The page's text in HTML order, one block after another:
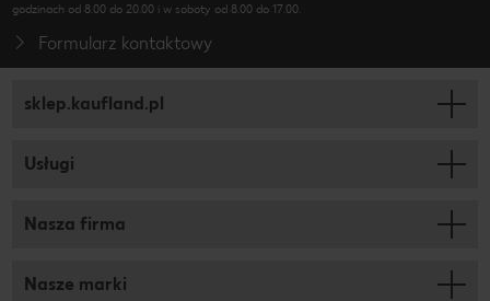
godzinach od 8.00 do 20.00 i w soboty od 8.00 do 17.00.
Formularz kontaktowy
sklep.kaufland.pl
Usługi
Nasza firma
Nasze marki